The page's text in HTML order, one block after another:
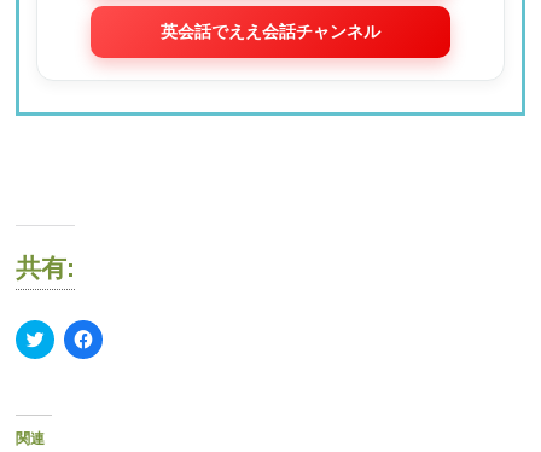
英会話でええ会話チャンネル
共有:
ク
リ
て
Facebook
で
関連